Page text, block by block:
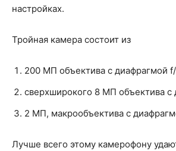
настройках.
Тройная камера состоит из
200 МП объектива с диафрагмой f/
сверхширокого 8 МП объектива с
2 МП, макрообъектива с
Лучше всего этому камерофону